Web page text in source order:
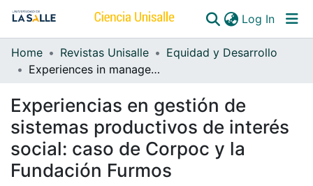
Log In
Communities & Collections
Home Revistas Unisalle
Equidad y Desarrollo
Experiences in management of production systems of social interest: The case of Corpoc and Furmos foundation
Experiencias en gestión de
sistemas productivos de interés
social: caso de Corpoc y la
Fundación Furmos